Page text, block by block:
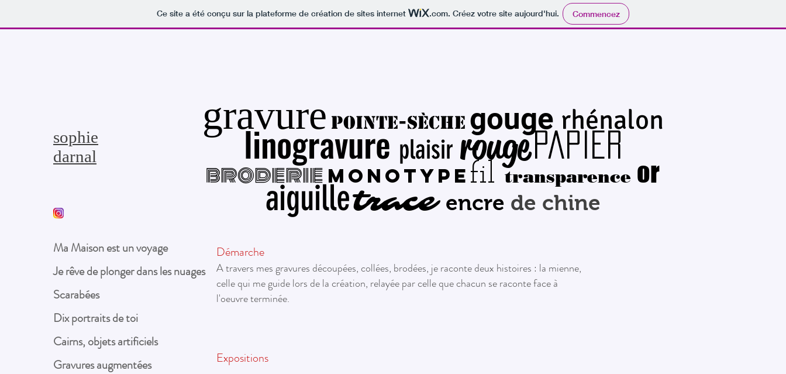
Ce site a été conçu sur la plateforme de création de sites internet .com. Créez votre site aujourd'hui. Commencez
gravure pointe-sèche gouge rhénalon
linogravureplaisir rouge papier
broderie monotype filtransparence or
aiguilletrace encre de chine
Démarche
A travers mes gravures découpées, collées, brodées, je raconte deux histoires : la mienne,
celle qui me guide lors de la création, relayée par celle que chacun se raconte face à
l'oeuvre terminée.
Expositions
sophie
darnal
Ma Maison est un voyage
Je rêve de plonger dans les nuages
Scarabées
Dix portraits de toi
Cairns, objets artificiels
Gravures augmentées